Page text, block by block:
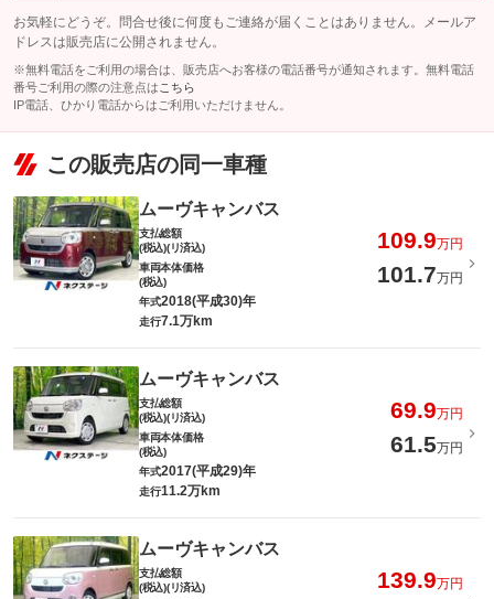
お気軽にどうぞ。問合せ後に何度もご連絡が届くことはありません。メールア
ドレスは販売店に公開されません。
※無料電話をご利用の場合は、販売店へお客様の電話番号が通知されます。無料電話
番号ご利用の際の注意点は こちら
IP電話、ひかり電話からはご利用いただけません。
この販売店の同一車種
ムーヴキャンバス
支払総額
(税込)(リ済込)
109.9万円
車両本体価格
(税込)
101.7万円
年式2018(平成30)年
走行7.1万km
ムーヴキャンバス
支払総額
(税込)(リ済込)
69.9万円
車両本体価格
(税込)
61.5万円
年式2017(平成29)年
走行11.2万km
ムーヴキャンバス
支払総額
(税込)(リ済込)
139.9万円